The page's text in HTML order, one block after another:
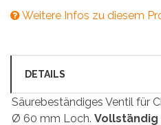
Weitere Infos zu diesem
DETAILS
Säurebeständiges Ventil für
Ø 60 mm Loch. Vollständig